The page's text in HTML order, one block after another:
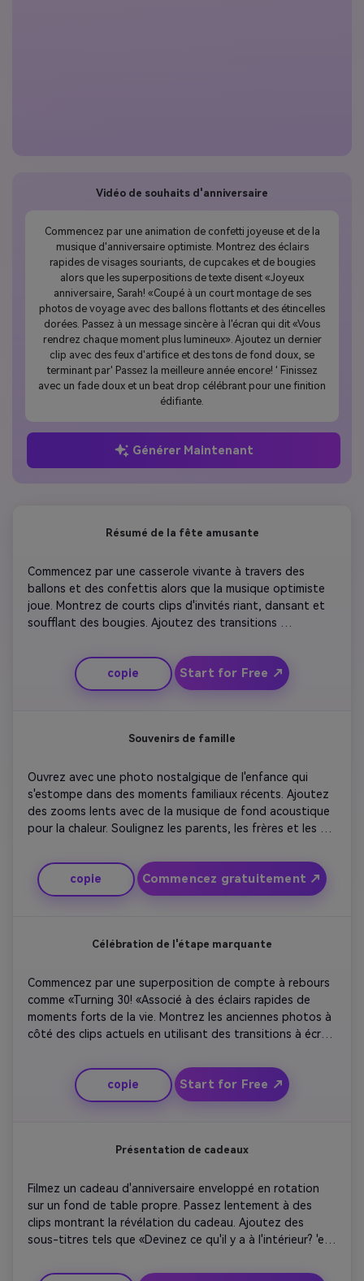
Vidéo de souhaits d'anniversaire
Commencez par une animation de confetti joyeuse et de la
musique d'anniversaire optimiste. Montrez des éclairs
rapides de visages souriants, de cupcakes et de bougies
alors que les superpositions de texte disent «Joyeux
anniversaire, Sarah! «Coupé à un court montage de ses
photos de voyage avec des ballons flottants et des étincelles
dorées. Passez à un message sincère à l'écran qui dit «Vous
rendrez chaque moment plus lumineux». Ajoutez un dernier
clip avec des feux d'artifice et des tons de fond doux, se
terminant par' Passez la meilleure année encore! ' Finissez
avec un fade doux et un beat drop célébrant pour une finition
édifiante.
Générer Maintenant
Résumé de la fête amusante
Commencez par une casserole vivante à travers des
ballons et des confettis alors que la musique optimiste
joue. Montrez de courts clips d'invités riant, dansant et
soufflant des bougies. Ajoutez des transitions
gâteau d'anniversaire et du cadeau. Superposez des
légendes brillantes comme «La meilleure nuit de tous les
temps! 'Ou' vous célébrer avec Style! '. Terminez avec un
copie Start for Free ↗
Souvenirs de famille
Ouvrez avec une photo nostalgique de l'enfance qui
s'estompe dans des moments familiaux récents. Ajoutez
des zooms lents avec de la musique de fond acoustique
pour la chaleur. Soulignez les parents, les frères et les
texte qui disent «d'alors à maintenant» pour créer un
flux émotionnel. Conclure avec le sourire de l'anniversaire
pendant que l'écran s'estompe pour «Nous t'aimons! '.
copie Commencez gratuitement ↗
Célébration de l'étape marquante
Commencez par une superposition de compte à rebours
comme «Turning 30! «Associé à des éclairs rapides de
moments forts de la vie. Montrez les anciennes photos à
côté des clips actuels en utilisant des transitions à écran
réalisés' ou 'nouvelles aventures à venir'. Utilisez des tons
dorés ou bordeaux doux pour un look mature. Terminez
avec un zoom de caméra dans une bougie de gâteau
copie Start for Free ↗
Présentation de cadeaux
Filmez un cadeau d'anniversaire enveloppé en rotation
sur un fond de table propre. Passez lentement à des
clips montrant la révélation du cadeau. Ajoutez des
sous-titres tels que «Devinez ce qu'il y a à l'intérieur? 'et'
mouvement étincelantes reliant chaque photo cadeau.